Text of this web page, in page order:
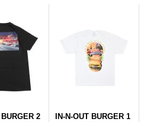
BURGER 2
IN-N-OUT BURGER 1